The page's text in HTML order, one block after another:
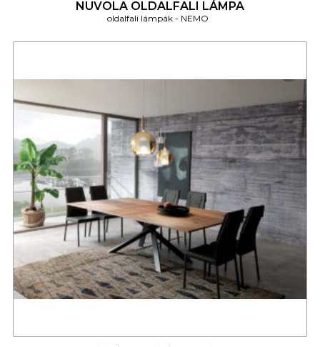
NUVOLA OLDALFALI LÁMPA
oldalfali lámpák NEMO